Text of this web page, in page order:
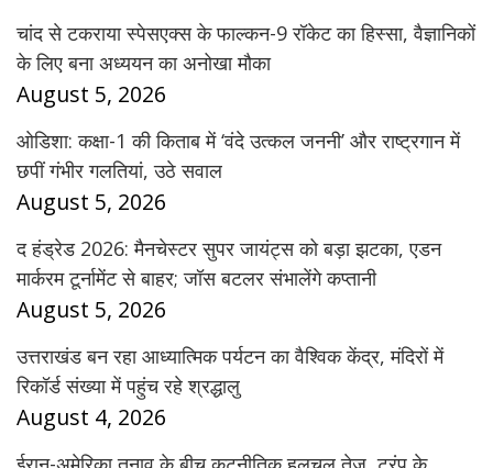
चांद से टकराया स्पेसएक्स के फाल्कन-9 रॉकेट का हिस्सा, वैज्ञानिकों
के लिए बना अध्ययन का अनोखा मौका
August 5, 2026
ओडिशा: कक्षा-1 की किताब में ‘वंदे उत्कल जननी’ और राष्ट्रगान में
छपीं गंभीर गलतियां, उठे सवाल
August 5, 2026
द हंड्रेड 2026: मैनचेस्टर सुपर जायंट्स को बड़ा झटका, एडन
मार्करम टूर्नामेंट से बाहर; जॉस बटलर संभालेंगे कप्तानी
August 5, 2026
उत्तराखंड बन रहा आध्यात्मिक पर्यटन का वैश्विक केंद्र, मंदिरों में
रिकॉर्ड संख्या में पहुंच रहे श्रद्धालु
August 4, 2026